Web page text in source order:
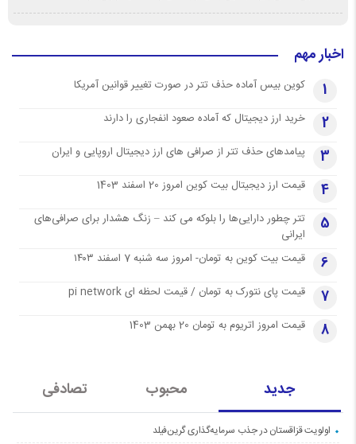
اخبار مهم
1 کوین بیس آماده حذف تتر در صورت تغییر قوانین آمریکا
2 خرید ارز دیجیتال که آماده صعود انفجاری را دارند
3 پیامدهای حذف تتر از صرافی های ارز دیجیتال اروپایی و ایران
4 قیمت ارز دیجیتال بیت کوین امروز 20 اسفند 1403
5
تتر چطور دارایی‌ها را بلوکه می کند – زنگ هشدار برای صرافی‌های
ایرانی
6 قیمت بیت کوین به تومان- امروز سه شنبه 7 اسفند ۱۴۰۳
7 قیمت پای نتورک به تومان / قیمت لحظه ای pi network
8 قیمت امروز اتریوم به تومان 20 بهمن 1403
جدید محبوب تصادفی
اولویت قزاقستان در جذب سرمایه‌گذاری گرین‌فیلد